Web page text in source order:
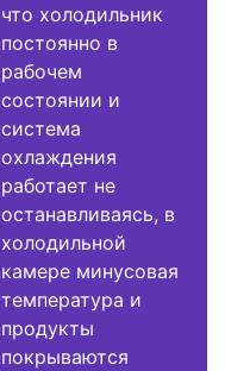
что холодильник
постоянно в
рабочем
состоянии и
система
охлаждения
работает не
останавливаясь, в
холодильной
камере минусовая
температура и
продукты
покрываются